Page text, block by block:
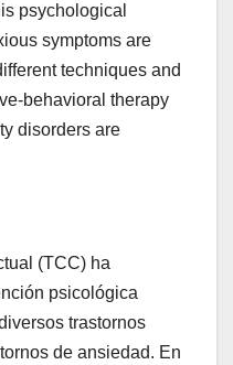
psychological
symptoms are
techniques and
behavioral therapy
disorders are
(TCC) ha
psicológica
trastornos
de ansiedad. En